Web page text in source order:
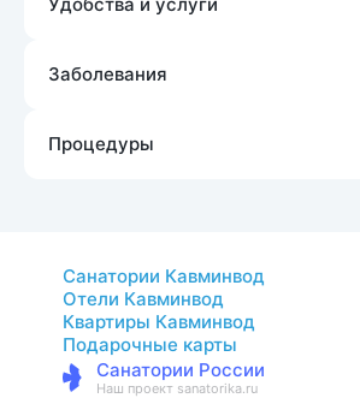
Заболевания
Процедуры
Санатории Кавминвод
Отели Кавминвод
Квартиры Кавминвод
Подарочные карты
Санатории России
Наш проект sanatorika.ru